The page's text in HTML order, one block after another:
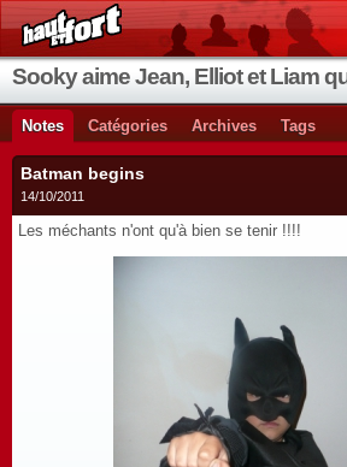
Notes Catégories Archives Tags
Batman begins
14/10/2011
Les méchants n'ont qu'à bien se tenir !!!!